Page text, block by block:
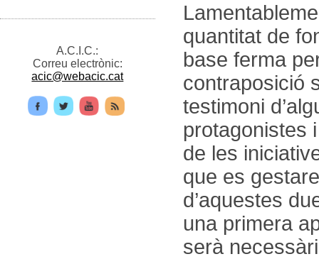
A.C.I.C.:
Correu electrònic:
acic@webacic.cat
quantitat de
base ferma
contraposició
testimoni
protagonistes
de les
que es
d’aquestes
una primera
serà